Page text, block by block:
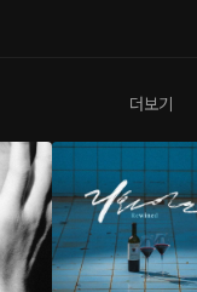
더보기